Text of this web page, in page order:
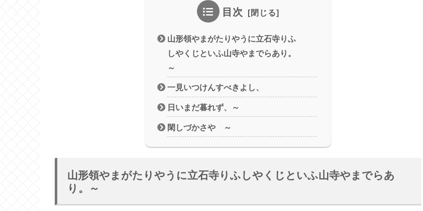
目次
山形領やまがたりやうに立石寺りふ
しやくじといふ山寺やまでらあり。
～
一見いつけんすべきよし、
日いまだ暮れず、～
閑しづかさや ～
山形領やまがたりやうに立石寺りふしやくじといふ山寺やまでらあ
り。～